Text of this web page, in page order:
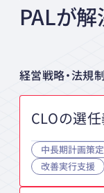
PALが
経営戦略・法規
CLOの選
中長期計画策定
改善実行支援